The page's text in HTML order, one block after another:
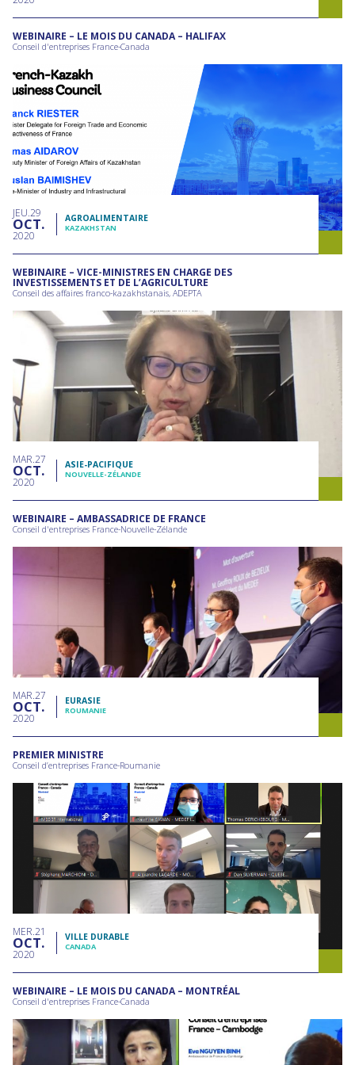
WEBINAIRE – LE MOIS DU CANADA – HALIFAX
Conseil d'entreprises France-Canada
JEU 29
OCT
2020
AGROALIMENTAIRE
KAZAKHSTAN
WEBINAIRE – VICE-MINISTRES EN CHARGE DES
INVESTISSEMENTS ET DE L’AGRICULTURE
Conseil des affaires franco-kazakhstanais, ADEPTA
MAR 27
OCT
2020
ASIE-PACIFIQUE
NOUVELLE-ZÉLANDE
WEBINAIRE – AMBASSADRICE DE FRANCE
Conseil d'entreprises France-Nouvelle-Zélande
MAR 27
OCT
2020
EURASIE
ROUMANIE
PREMIER MINISTRE
Conseil d’entreprises France-Roumanie
MER 21
OCT
2020
VILLE DURABLE
CANADA
WEBINAIRE – LE MOIS DU CANADA – MONTRÉAL
Conseil d'entreprises France-Canada